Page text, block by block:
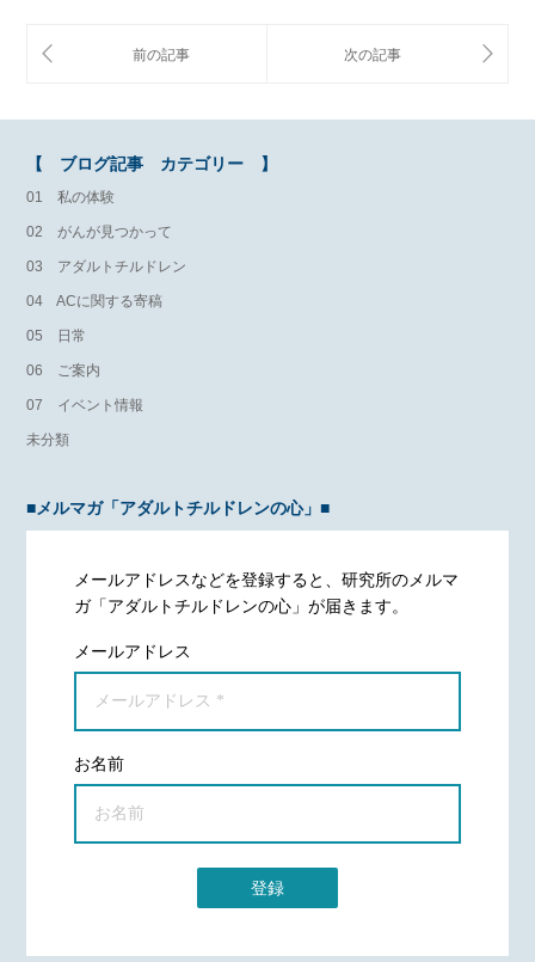
【 ブログ記事 カテゴリー 】
01 私の体験
02 がんが見つかって
03 アダルトチルドレン
04 ACに関する寄稿
05 日常
06 ご案内
07 イベント情報
未分類
■メルマガ「アダルトチルドレンの心」■
メールアドレスなどを登録すると、研究所のメルマ
ガ「アダルトチルドレンの心」が届きます。
メールアドレス
お名前
登録